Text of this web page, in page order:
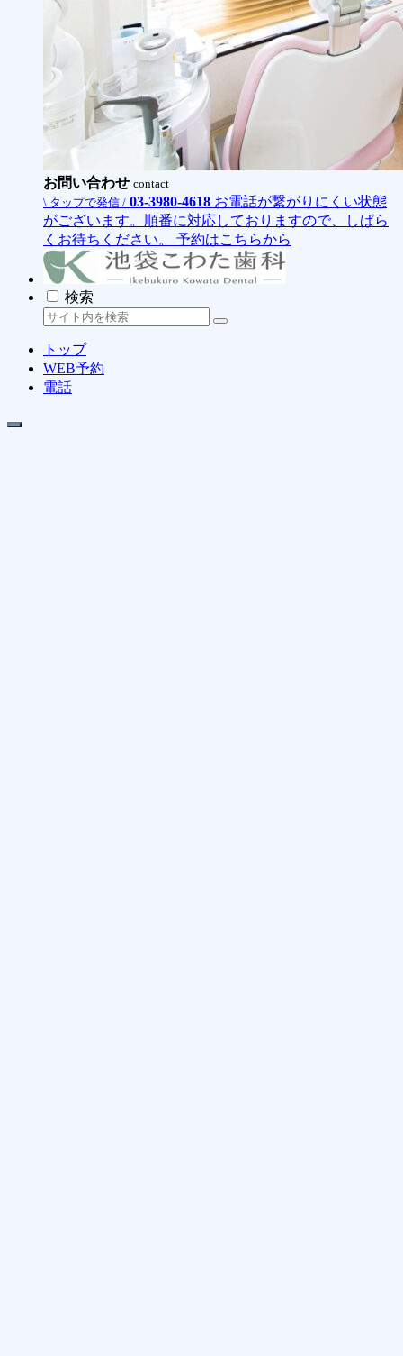
お問い合わせ contact
\ タップで発信 / 03-3980-4618 お電話が繋がりにくい状態
がございます。順番に対応しておりますので、しばら
くお待ちください。
予約はこちらから
検索
トップ
WEB予約
電話